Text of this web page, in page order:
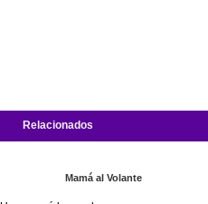
Relacionados
Mamá al Volante